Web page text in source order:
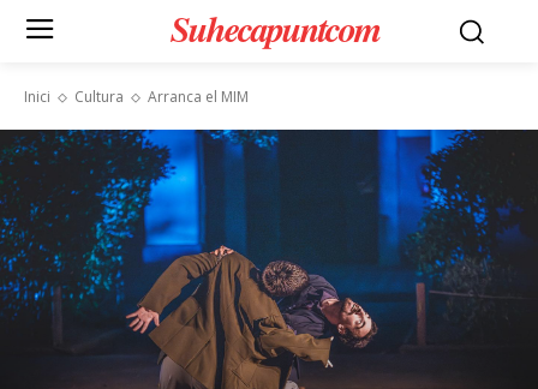
Suhecapuntcom
Inici Cultura Arranca el MIM